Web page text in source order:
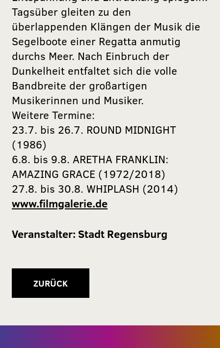
Tagsüber gleiten zu den
überlappenden Klängen der Musik die
Segelboote einer Regatta anmutig
durchs Meer. Nach Einbruch der
Dunkelheit entfaltet sich die volle
Bandbreite der großartigen
Musikerinnen und Musiker.
Weitere Termine:
23.7. bis 26.7. ROUND MIDNIGHT
(1986)
6.8. bis 9.8. ARETHA FRANKLIN:
AMAZING GRACE (1972/2018)
27.8. bis 30.8. WHIPLASH (2014)
www.filmgalerie.de
Veranstalter: Stadt Regensburg
ZURÜCK